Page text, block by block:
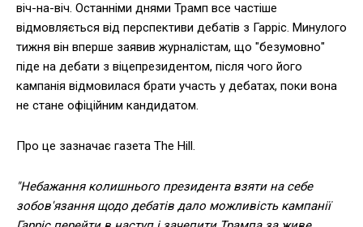
віч-на-віч. Останніми днями Трамп все частіше
відмовляється від перспективи дебатів з Гарріс. Минулого
тижня він вперше заявив журналістам, що "безумовно"
піде на дебати з віцепрезидентом, після чого його
кампанія відмовилася брати участь у дебатах, поки вона
не стане офіційним кандидатом.
Про це зазначає газета The Hill.
"Небажання колишнього президента взяти на себе
зобов'язання щодо дебатів дало можливість кампанії